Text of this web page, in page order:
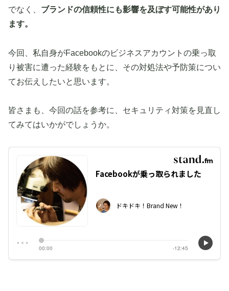
でなく、 ブランドの信頼性にも影響を及ぼす可能性があり
ます。
今回、私自身がFacebookのビジネスアカウントの乗っ取
り被害に遭った経験をもとに、その対処法や予防策につい
てお伝えしたいと思います。
皆さまも、今回の話を参考に、セキュリティ対策を見直し
てみてはいかがでしょうか。